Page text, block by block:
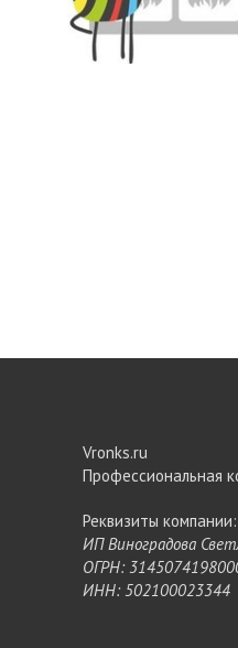
Vronks.ru
Профессиональная
Реквизиты компании:
ИП Виноградова
ОГРН:
ИНН: 502100023344